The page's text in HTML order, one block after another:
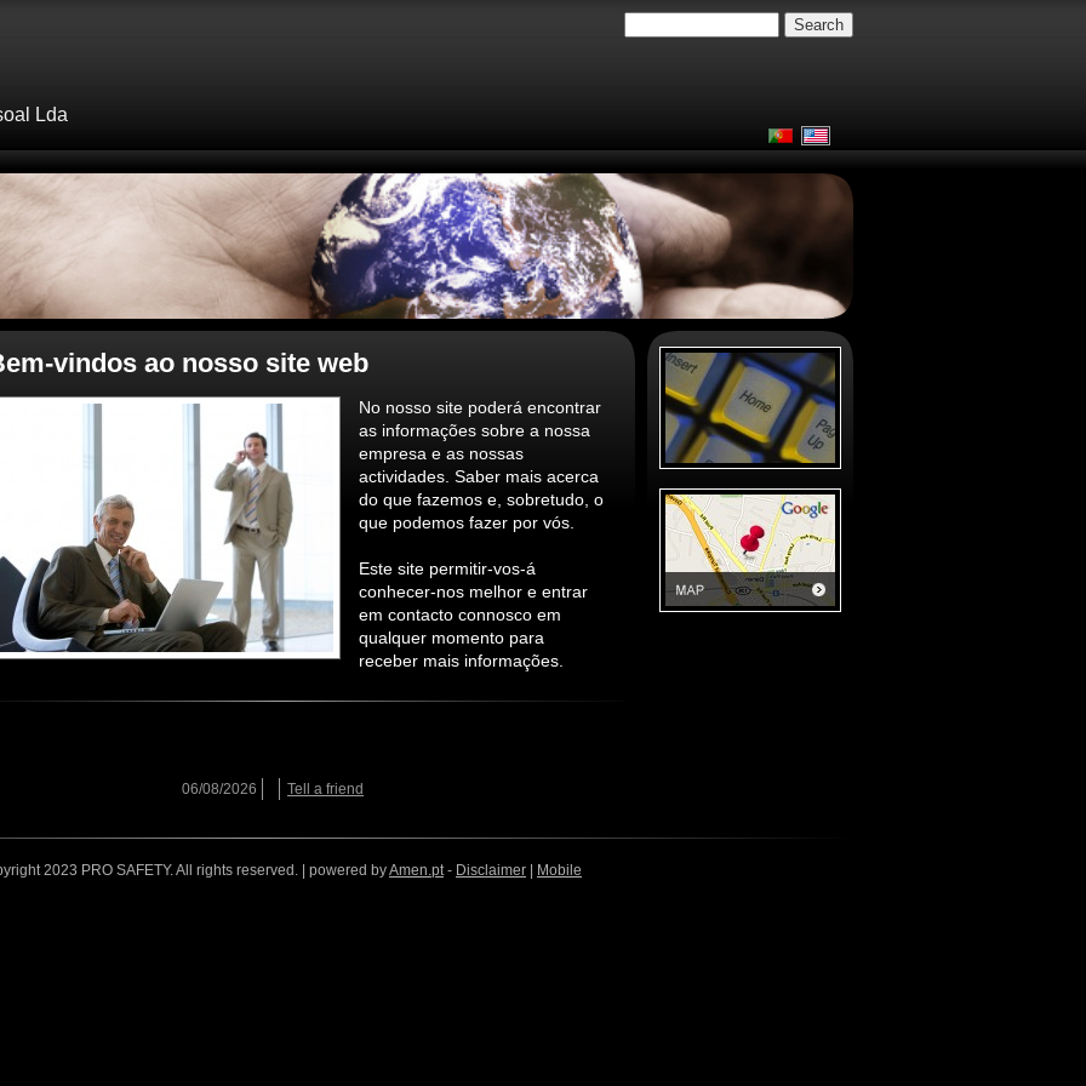
Lda
vindos ao nosso site web
No nosso site poderá encontrar
as informações sobre a nossa
empresa e as nossas
actividades. Saber mais acerca
do que fazemos e, sobretudo, o
que podemos fazer por vós.
Este site permitir-vos-á
conhecer-nos melhor e entrar
em contacto connosco em
qualquer momento para
receber mais informações.
06/08/2026 Tell a friend
2023 PRO SAFETY. All rights reserved. | powered byAmen.pt- Disclaimer Mobile